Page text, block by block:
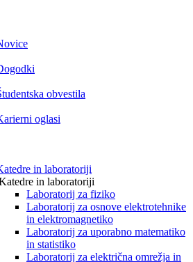
obvestila
oglasi
in laboratoriji
in laboratoriji
Laboratorij za fiziko
Laboratorij za osnove elektrotehnike
in elektromagnetiko
Laboratorij za uporabno matematiko
in statistiko
Laboratorij za električna omrežja in